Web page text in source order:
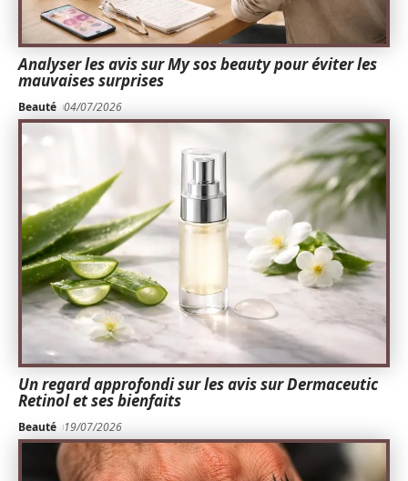
Analyser les avis sur My sos beauty pour éviter les
mauvaises surprises
Beauté 04/07/2026
Un regard approfondi sur les avis sur Dermaceutic
Retinol et ses bienfaits
Beauté 19/07/2026